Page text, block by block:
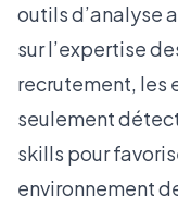
outils d’analyse
sur l’expertise
recrutement, les
seulement
skills pour
environnement